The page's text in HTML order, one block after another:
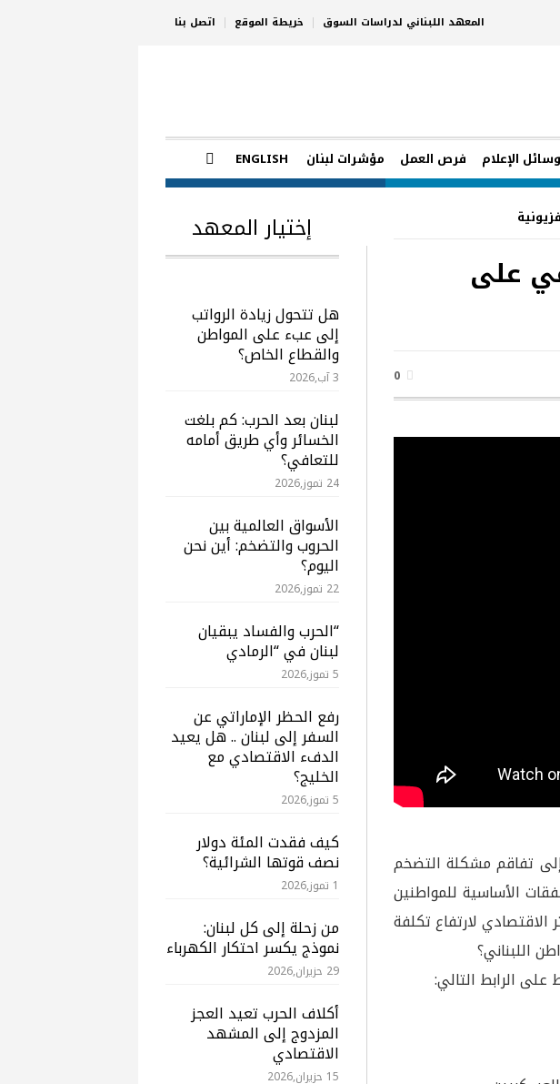
المعهد اللبناني لدراسات السوق خريطة الموقع اتصل بنا
الإعلام فرص العمل مؤشرات لبنان ENGLISH
على
0
تفاقم مشكلة التضخم
الأساسية للمواطنين
الاقتصادي لارتفاع تكلفة
اللبناني؟
الرابط التالي:
إختيار المعهد
هل تتحول زيادة الرواتب
إلى عبء على المواطن
والقطاع الخاص؟
3 آب,2026
لبنان بعد الحرب: كم بلغت
الخسائر وأي طريق أمامه
للتعافي؟
24 تموز,2026
الأسواق العالمية بين
الحروب والتضخم: أين نحن
اليوم؟
22 تموز,2026
“الحرب والفساد يبقيان
لبنان في “الرمادي
5 تموز,2026
رفع الحظر الإماراتي عن
السفر إلى لبنان .. هل يعيد
الدفء الاقتصادي مع
الخليج؟
5 تموز,2026
كيف فقدت المئة دولار
نصف قوتها الشرائية؟
1 تموز,2026
من زحلة إلى كل لبنان:
نموذج يكسر احتكار الكهرباء
29 حزيران,2026
أكلاف الحرب تعيد العجز
المزدوج إلى المشهد
الاقتصادي
15 حزيران,2026